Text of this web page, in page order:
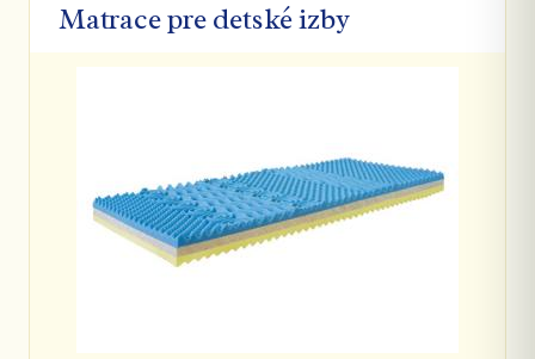
Matrace pre detské izby